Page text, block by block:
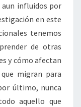
aun influidos por
en este
tenemos
de otras
y cómo afectan
migran para
último, nunca
aquello que